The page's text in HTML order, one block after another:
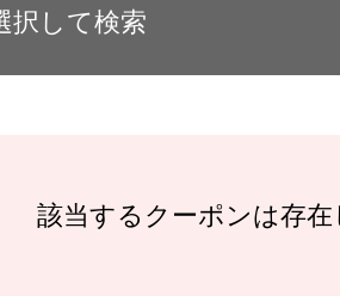
択して検索
該当するクーポンは存